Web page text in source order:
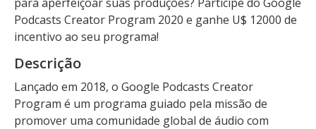
Podcasts Creator Program 2020 e ganhe U$ 12000 de
incentivo ao seu programa!
Descrição
Lançado em 2018, o Google Podcasts Creator
Program é um programa guiado pela missão de
promover uma comunidade global de áudio com